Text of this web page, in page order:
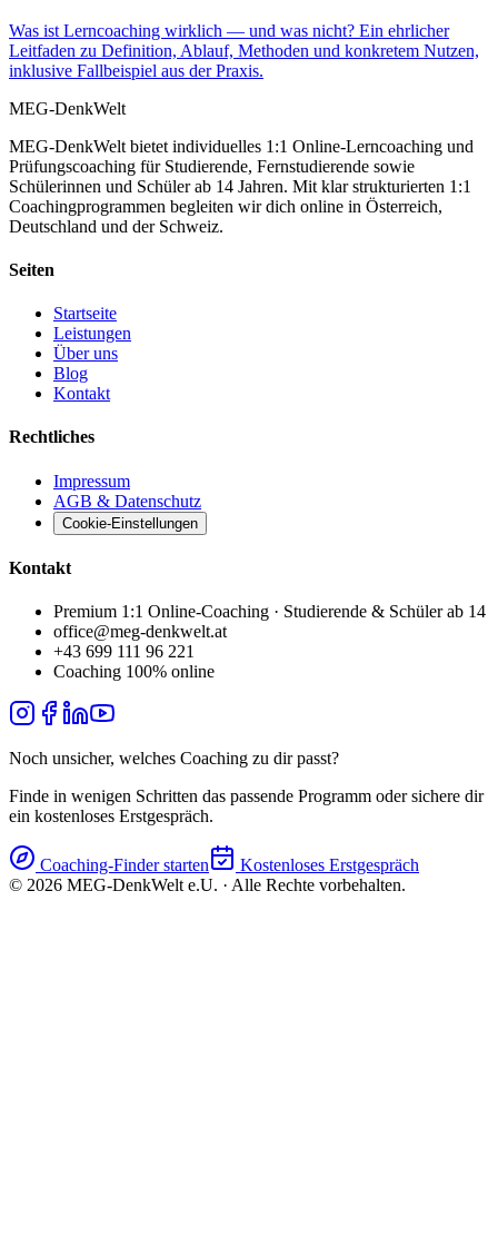
Was ist Lerncoaching wirklich — und was nicht? Ein ehrlicher
Leitfaden zu Definition, Ablauf, Methoden und konkretem Nutzen,
inklusive Fallbeispiel aus der Praxis.
MEG-DenkWelt
MEG-DenkWelt bietet individuelles 1:1 Online-Lerncoaching und
Prüfungscoaching für Studierende, Fernstudierende sowie
Schülerinnen und Schüler ab 14 Jahren. Mit klar strukturierten 1:1
Coachingprogrammen begleiten wir dich online in Österreich,
Deutschland und der Schweiz.
Seiten
Startseite
Leistungen
Über uns
Blog
Kontakt
Rechtliches
Impressum
AGB & Datenschutz
Cookie-Einstellungen
Kontakt
Premium 1:1 Online-Coaching · Studierende & Schüler ab 14
office@meg-denkwelt.at
+43 699 111 96 221
Coaching 100% online
Noch unsicher, welches Coaching zu dir passt?
Finde in wenigen Schritten das passende Programm oder sichere dir
ein kostenloses Erstgespräch.
Coaching-Finder starten
Kostenloses Erstgespräch
© 2026 MEG-DenkWelt e.U. · Alle Rechte vorbehalten.